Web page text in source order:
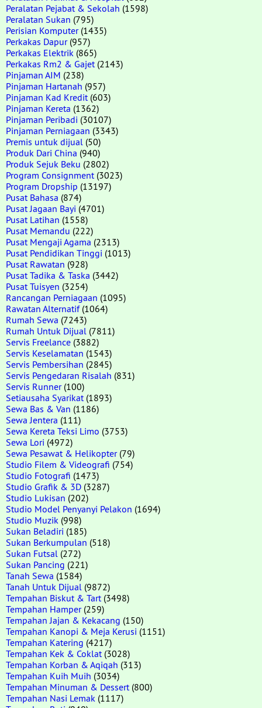
Peralatan Pejabat & Sekolah (1598)
Peralatan Sukan (795)
Perisian Komputer(1435)
Perkakas Dapur(957)
Perkakas Elektrik (865)
Perkakas Rm2 & Gajet (2143)
Pinjaman AIM (238)
Pinjaman Hartanah (957)
Pinjaman Kad Kredit (603)
Pinjaman Kereta (1362)
Pinjaman Peribadi (30107)
Pinjaman Perniagaan (3343)
Premis untuk dijual (50)
Produk Dari China (940)
Produk Sejuk Beku (2802)
Program Consignment (3023)
Program Dropship (13197)
Pusat Bahasa (874)
Pusat Jagaan Bayi (4701)
Pusat Latihan (1558)
Pusat Memandu (222)
Pusat Mengaji Agama (2313)
Pusat Pendidikan Tinggi (1013)
Pusat Rawatan (928)
Pusat Tadika & Taska (3442)
Pusat Tuisyen (3254)
Rancangan Perniagaan (1095)
Rawatan Alternatif(1064)
Rumah Sewa (7243)
Rumah Untuk Dijual (7811)
Servis Freelance (3882)
Servis Keselamatan (1543)
Servis Pembersihan (2845)
Servis Pengedaran Risalah (831)
Servis Runner(100)
Setiausaha Syarikat (1893)
Sewa Bas & Van (1186)
Sewa Jentera (111)
Sewa Kereta Teksi Limo (3753)
Sewa Lori (4972)
Sewa Pesawat & Helikopter(79)
Studio Filem & Videografi (754)
Studio Fotografi (1473)
Studio Grafik & 3D (3287)
Studio Lukisan (202)
Studio Model Penyanyi Pelakon (1694)
Studio Muzik (998)
Sukan Beladiri (185)
Sukan Berkumpulan (518)
Sukan Futsal (272)
Sukan Pancing (221)
Tanah Sewa (1584)
Tanah Untuk Dijual (9872)
Tempahan Biskut & Tart (3498)
Tempahan Hamper(259)
Tempahan Jajan & Kekacang (150)
Tempahan Kanopi & Meja Kerusi (1151)
Tempahan Katering (4217)
Tempahan Kek & Coklat (3028)
Tempahan Korban & Aqiqah (313)
Tempahan Kuih Muih (3034)
Tempahan Minuman & Dessert (800)
Tempahan Nasi Lemak (1117)